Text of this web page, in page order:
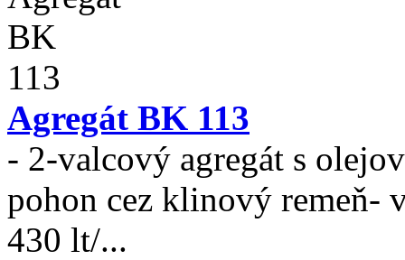
Agregát BK 113
- 2-valcový agregát s
pohon cez klinový remeň-
430 lt/...